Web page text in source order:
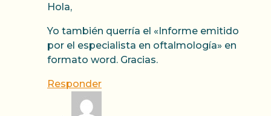
Hola,
Yo también querría el «Informe emitido
por el especialista en oftalmología» en
formato word. Gracias.
Responder